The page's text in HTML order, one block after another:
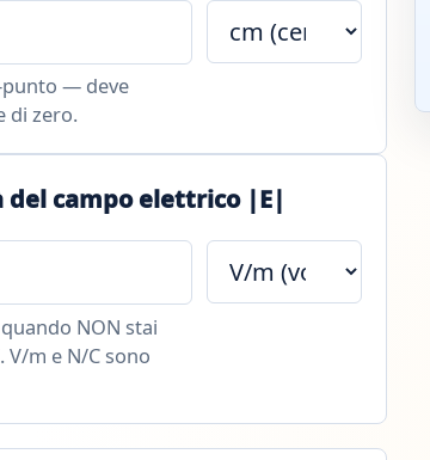
punto — deve
di zero.
campo elettrico |E|
NON stai
V/m e N/C sono